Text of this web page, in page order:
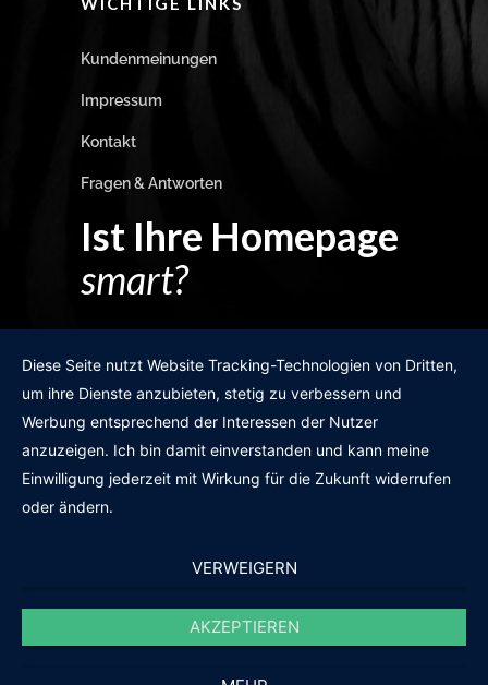
Kundenmeinungen
Impressum
Kontakt
Fragen & Antworten
Ist Ihre Homepage
smart?
GRATIS WEBSITE-CHECK
des19n.at|iwant@des19n.at
Diese Seite nutzt Website Tracking-Technologien von Dritten,
um ihre Dienste anzubieten, stetig zu verbessern und
Werbung entsprechend der Interessen der Nutzer
anzuzeigen. Ich bin damit einverstanden und kann meine
Einwilligung jederzeit mit Wirkung für die Zukunft widerrufen
oder ändern.
VERWEIGERN
AKZEPTIEREN